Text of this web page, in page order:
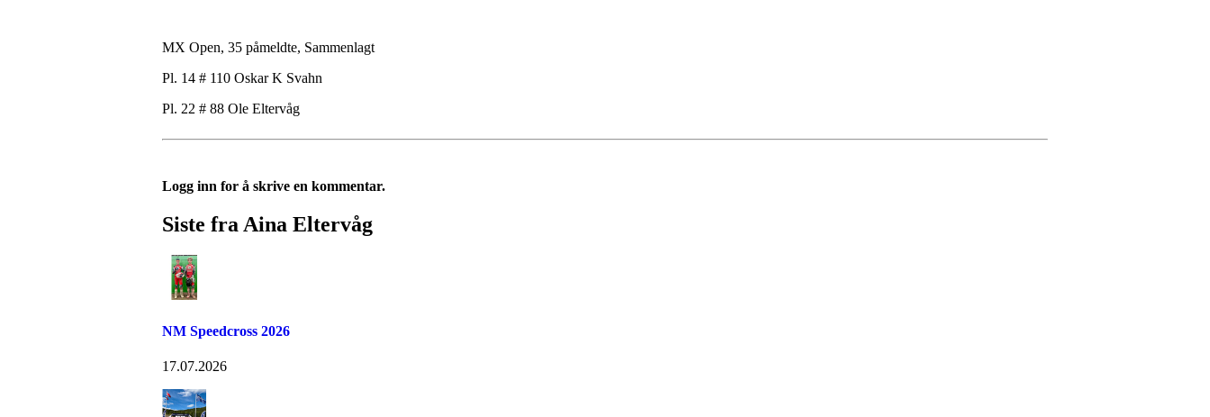
MX Open, 35 påmeldte, Sammenlagt
Pl. 14 # 110 Oskar K Svahn
Pl. 22 # 88 Ole Eltervåg
Logg inn for å skrive en kommentar.
Siste fra Aina Eltervåg
NM Speedcross 2026
17.07.2026